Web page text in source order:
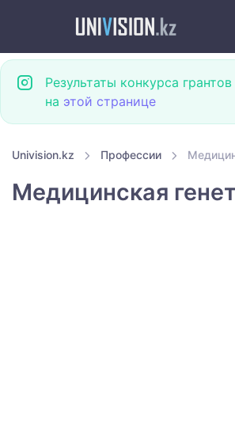
Результаты конкурса
на этой странице
Univision.kz Профессии
Медицинская